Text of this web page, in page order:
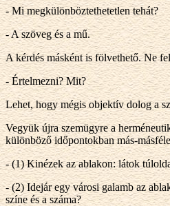
- Mi megkülönböztethetetlen tehát?
- A szöveg és a mű.
A kérdés másként is fölvethető. Ne
- Értelmezni? Mit?
Lehet, hogy mégis objektív dolog a
Vegyük újra szemügyre a
különböző időpontokban más-
- (1) Kinézek az ablakon: látok
- (2) Idejár egy városi galamb az
színe és a száma?